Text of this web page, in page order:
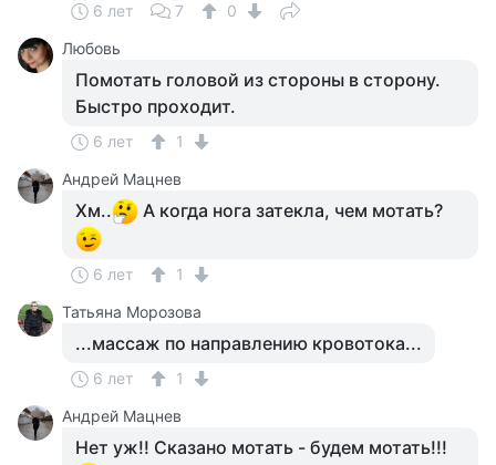
6 лет 7
0
Любовь
Помотать головой из стороны в сторону.
Быстро проходит.
6 лет
1
Андрей Мацнев
Хм.. А когда нога затекла, чем мотать?
6 лет
1
Татьяна Морозова
...массаж по направлению кровотока...
6 лет
1
Андрей Мацнев
Нет уж!! Сказано мотать - будем мотать!!!